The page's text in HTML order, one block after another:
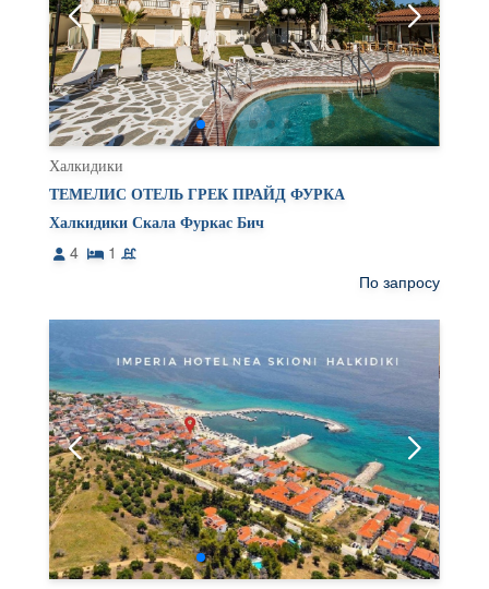
Халкидики
ТЕМЕЛИС ОТЕЛЬ ГРЕК ПРАЙД ФУРКА
Халкидики Скала Фуркас Бич
4
1
По запросу